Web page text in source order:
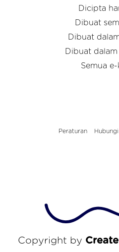
Dicipta
Dibuat
Dibuat
Dibuat
Semua
Peraturan Hubungi
Copyright by